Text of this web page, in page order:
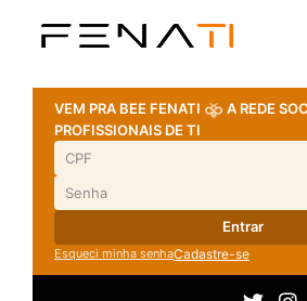
VEM PRA BEE FENATI
A REDE
PROFISSIONAIS DE TI
Entrar
Esqueci minha senhaCadastre-se